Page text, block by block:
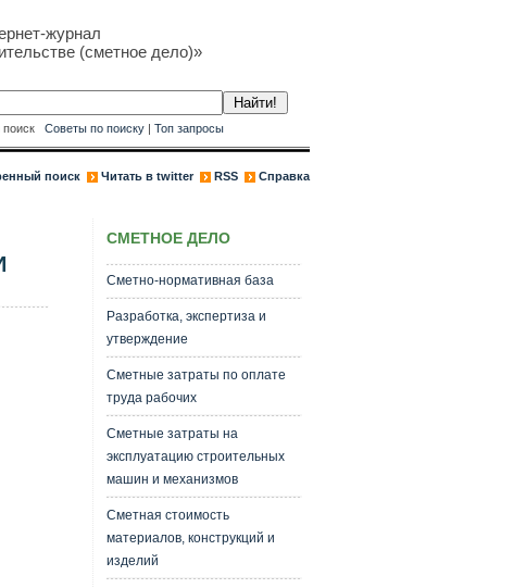
журнал
(сметное дело)»
поиск Советы по поиску| Топ запросы
поиск Читать в twitter RSS Справка
СМЕТНОЕ ДЕЛО
Сметно-нормативная база
Разработка, экспертиза и
утверждение
Сметные затраты по оплате
труда рабочих
Сметные затраты на
эксплуатацию строительных
машин и механизмов
Сметная стоимость
материалов, конструкций и
изделий